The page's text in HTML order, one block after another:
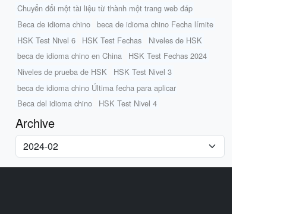
Chuyển đổi một tài liệu từ thành một trang web đáp
Beca de idioma chino
beca de idioma chino Fecha límite
HSK Test Nivel 6
HSK Test Fechas
Niveles de HSK
beca de idioma chino en China
HSK Test Fechas 2024
Niveles de prueba de HSK
HSK Test Nivel 3
beca de idioma chino Última fecha para aplicar
Beca del idioma chino
HSK Test Nivel 4
Archive